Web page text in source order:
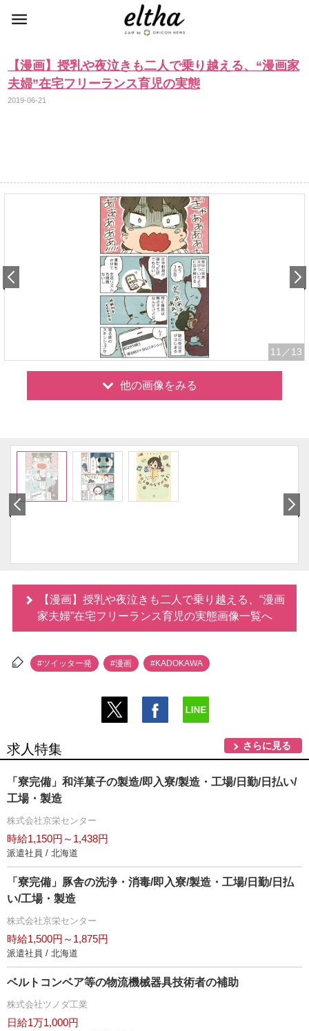
【漫画】授乳や夜泣きも二人で乗り越える、“漫画家
夫婦”在宅フリーランス育児の実態
2019-06-21
11 ／13
他の画像をみる
【漫画】授乳や夜泣きも二人で乗り越える、“漫画
家夫婦”在宅フリーランス育児の実態画像一覧へ
#ツイッター発 #漫画 #KADOKAWA
求人特集 さらに見る
「寮完備」和洋菓子の製造/即入寮/製造・工場/日勤/日払い/
工場・製造
株式会社京栄センター
時給1,150円～1,438円
派遣社員 / 北海道
「寮完備」豚舎の洗浄・消毒/即入寮/製造・工場/日勤/日払
い/工場・製造
株式会社京栄センター
時給1,500円～1,875円
派遣社員 / 北海道
ベルトコンベア等の物流機械器具技術者の補助
株式会社ツノダ工業
日給1万1,000円